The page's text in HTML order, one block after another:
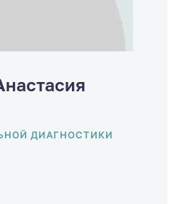
ДИАГНОСТИКИ